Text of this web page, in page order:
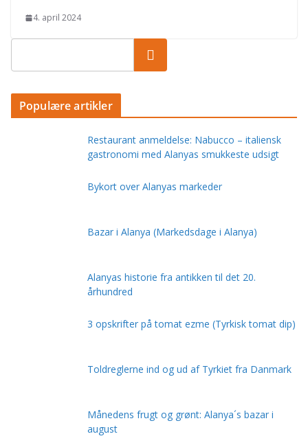
4. april 2024
Populære artikler
Restaurant anmeldelse: Nabucco – italiensk
gastronomi med Alanyas smukkeste udsigt
Bykort over Alanyas markeder
Bazar i Alanya (Markedsdage i Alanya)
Alanyas historie fra antikken til det 20.
århundred
3 opskrifter på tomat ezme (Tyrkisk tomat dip)
Toldreglerne ind og ud af Tyrkiet fra Danmark
Månedens frugt og grønt: Alanya´s bazar i
august